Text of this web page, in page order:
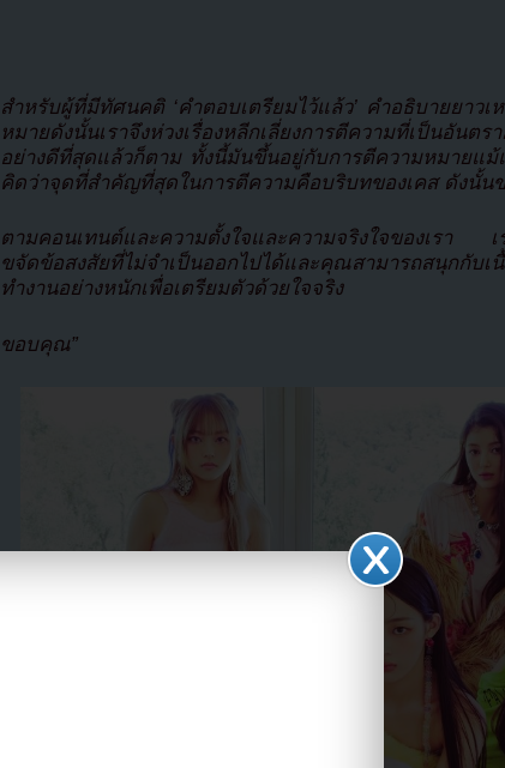
สำหรับผู้ที่มีทัศนคติ ‘คำตอบเตรียมไว้แล้ว’ คำอธิบายยาวเ
หมายดังนั้นเราจึงห่วงเรื่องหลีกเลี่ยงการตีความที่เป็นอันตร
อย่างดีที่สุดแล้วก็ตาม ทั้งนี้มันขึ้นอยู่กับการตีความหมายแม้
คิดว่าจุดที่สำคัญที่สุดในการตีความคือบริบทของเคส ดังนั้
ตามคอนเทนต์และความตั้งใจและความจริงใจของเรา เร
ขจัดข้อสงสัยที่ไม่จำเป็นออกไปได้และคุณสามารถสนุกกับเนื้
ทำงานอย่างหนักเพื่อเตรียมตัวด้วยใจจริง
ขอบคุณ”